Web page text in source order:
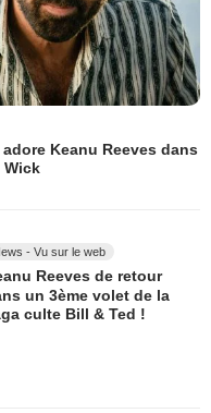
Keanu Reeves dans
Wick
- Vu sur le web
Reeves de retour
un 3ème volet de la
culte Bill & Ted !